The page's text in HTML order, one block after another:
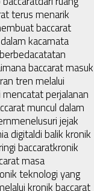
terus menarik
baccarat
kacamata
catatan
baccarat masuk
tren melalui
perjalanan
muncul dalam
menelusuri jejak
digitaldi balik kronik
baccaratkronik
masa
teknologi yang
kronik baccarat